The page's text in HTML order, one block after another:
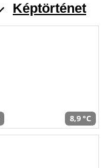
Képtörténet
8,9 °C